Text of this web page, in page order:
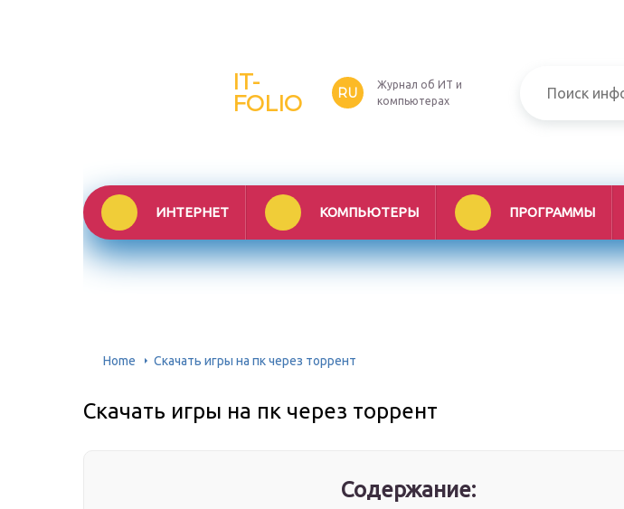
IT-
FOLIO
RU
Журнал об ИТ и
компьютерах
ИНТЕРНЕТ КОМПЬЮТЕРЫ ПРОГРАММЫ
Home Скачать игры на пк через торрент
Скачать игры на пк через торрент
Содержание: